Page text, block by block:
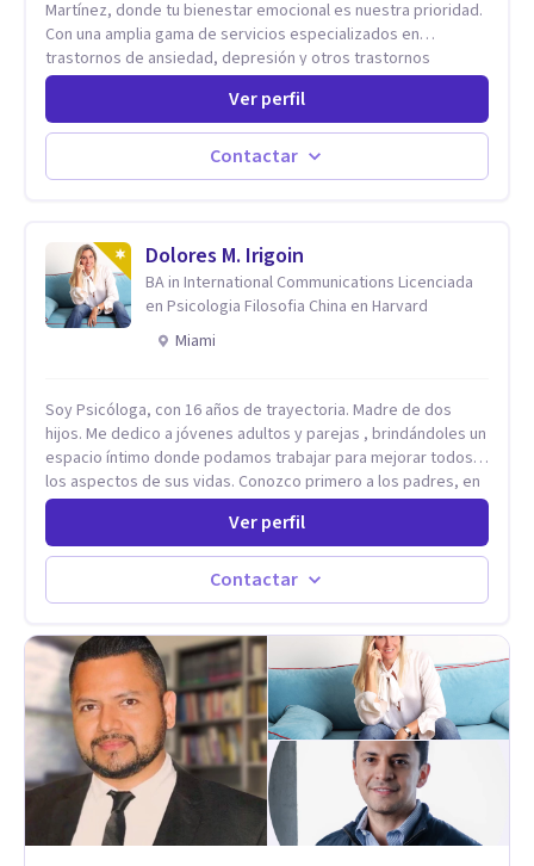
Martínez, donde tu bienestar emocional es nuestra prioridad.
Con una amplia gama de servicios especializados en
trastornos de ansiedad, depresión y otros trastornos
emocionales, estamos dedicados a ofrecerte el mejor
tratamiento para mejorar tu salud mental. En nuestro
consultorio, ofrecemos una variedad de terapias y
tratamientos diseñados para satisfacer tus necesidades
específicas: Terapia para Trastornos de Ansiedad y
para ayudarte a recuperar tu bienestar emocional. Terapia
Individual, de Pareja y Familiar: Trabajamos contigo y tus
seres queridos para fortalecer las relaciones y mejorar la
dinámica familiar. Evaluaciones Psicológicas y Terapias
Especializadas: Terapia cognitivo-conductual Terapia de
Tratamiento de Traumas y Trastornos de Estrés
Postraumático: Ofrecemos apoyo psicológico para ayudarte
a superar experiencias traumáticas y mejorar tu calidad de
vida. Tratamiento de Adicciones.
Ver perfil
Contactar
Dolores M. Irigoin
BA in International Communications Licenciada
en Psicologia Filosofia China en Harvard
Miami
Soy Psicóloga, con 16 años de trayectoria. Madre de dos
hijos. Me dedico a jóvenes adultos y parejas , brindándoles un
espacio íntimo donde podamos trabajar para mejorar todos
los aspectos de sus vidas. Conozco primero a los padres, en
el caso de niños u adolescentes, para luego seguir la terapia
con sus hijos, apuntalándolos en su futuro personal,
universitario y profesional, siempre conteniendo
paralelamente a los padres y brindándoles un espacio de
seguridad. Hago terapia de pareja y adultos con método
Ver perfil
Contactar